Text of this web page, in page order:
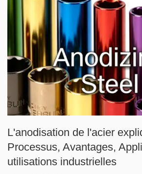
L'anodisation de l'acier
Processus, Avantages,
utilisations industrielles